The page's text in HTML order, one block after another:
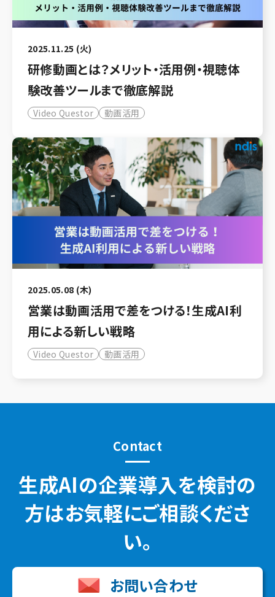
2025.11.25 (火)
研修動画とは？メリット・活用例・視聴体
験改善ツールまで徹底解説
Video Questor 動画活用
2025.05.08 (木)
営業は動画活用で差をつける！生成AI利
用による新しい戦略
Video Questor 動画活用
Contact
生成AIの企業導入を検討の
方はお気軽にご相談くださ
い。
お問い合わせ